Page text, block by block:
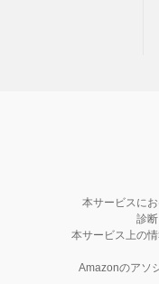
本サービスに
診
本サービス上の
Amazonのアソ